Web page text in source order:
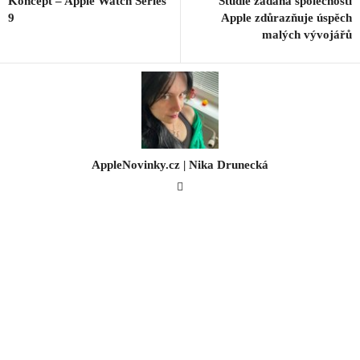
9
Apple zdůrazňuje úspěch
malých vývojářů
AppleNovinky.cz | Nika Drunecká